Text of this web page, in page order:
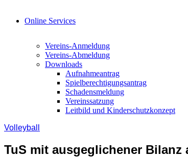
Online Services
Vereins-Anmeldung
Vereins-Abmeldung
Downloads
Aufnahmeantrag
Spielberechtigungsantrag
Schadensmeldung
Vereinssatzung
Leitbild und Kinderschutzkonzept
Volleyball
TuS mit ausgeglichener Bilanz